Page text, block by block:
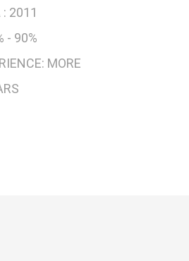
: 2011
- 90%
MORE